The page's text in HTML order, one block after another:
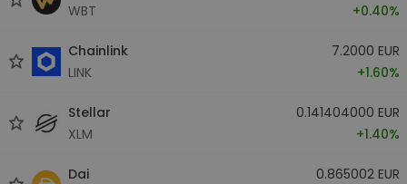
WBT
+0.40%
Chainlink
LINK
7.2000 EUR
+1.60%
Stellar
XLM
0.141404000 EUR
+1.40%
Dai
0.865002 EUR